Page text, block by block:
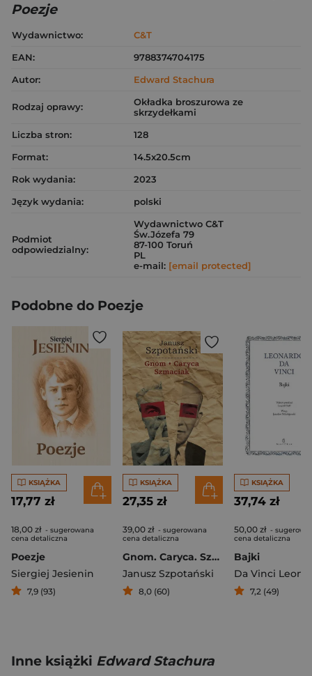
Poezje
Wydawnictwo:
C&T
EAN:
9788374704175
Autor:
Edward Stachura
Rodzaj oprawy:
Okładka broszurowa ze
skrzydełkami
Liczba stron:
128
Format:
14.5x20.5cm
Rok wydania:
2023
Język wydania:
polski
Podmiot
odpowiedzialny:
Wydawnictwo C&T
Św.Józefa 79
87-100 Toruń
PL
e-mail: [email protected]
Podobne do Poezje
KSIĄŻKA
17,77 zł
18,00 zł - sugerowana
cena detaliczna
Poezje
Siergiej Jesienin
7,9 (93)
KSIĄŻKA
27,35 zł
39,00 zł - sugerowana
cena detaliczna
Gnom. Caryca. Szmaciak
Janusz Szpotański
8,0 (60)
KSIĄŻKA
37,74 zł
50,00 zł -
cena detaliczna
Bajki
Da Vinci
7,2 (49)
Inne książki Edward Stachura